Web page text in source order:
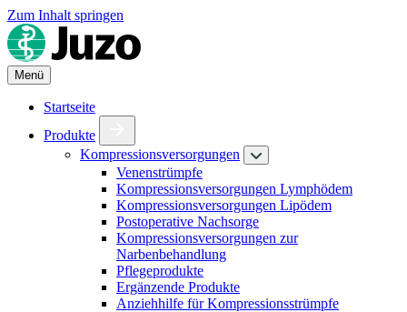
Zum Inhalt springen
Menü
Startseite
Produkte
Kompressionsversorgungen
Venenstrümpfe
Kompressionsversorgungen Lymphödem
Kompressionsversorgungen Lipödem
Postoperative Nachsorge
Kompressionsversorgungen zur
Narbenbehandlung
Pflegeprodukte
Ergänzende Produkte
Anziehhilfe für Kompressionsstrümpfe